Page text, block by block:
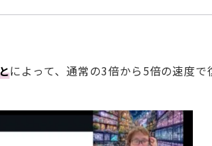
によって、通常の3倍から5倍の速度で